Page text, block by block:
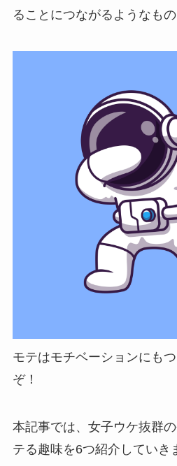
ることにつながるようなも
モテはモチベーションにも
ぞ！
本記事では、女子ウケ抜群
テる趣味を6つ紹介していき